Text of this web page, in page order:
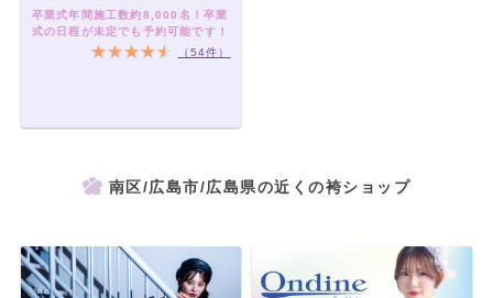
卒業式年間施工数約8,000名！卒業
式の日程が未定でも予約可能です！
（54件）
南区/広島市/広島県の近くの袴ショップ